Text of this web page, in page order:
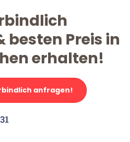
besten Preis in
erhalten!
anfragen!